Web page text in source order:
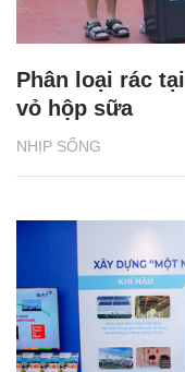
NHỊP SỐNG
Phân loại rác
vỏ hộp sữa